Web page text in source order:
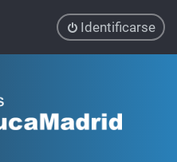
Identificarse